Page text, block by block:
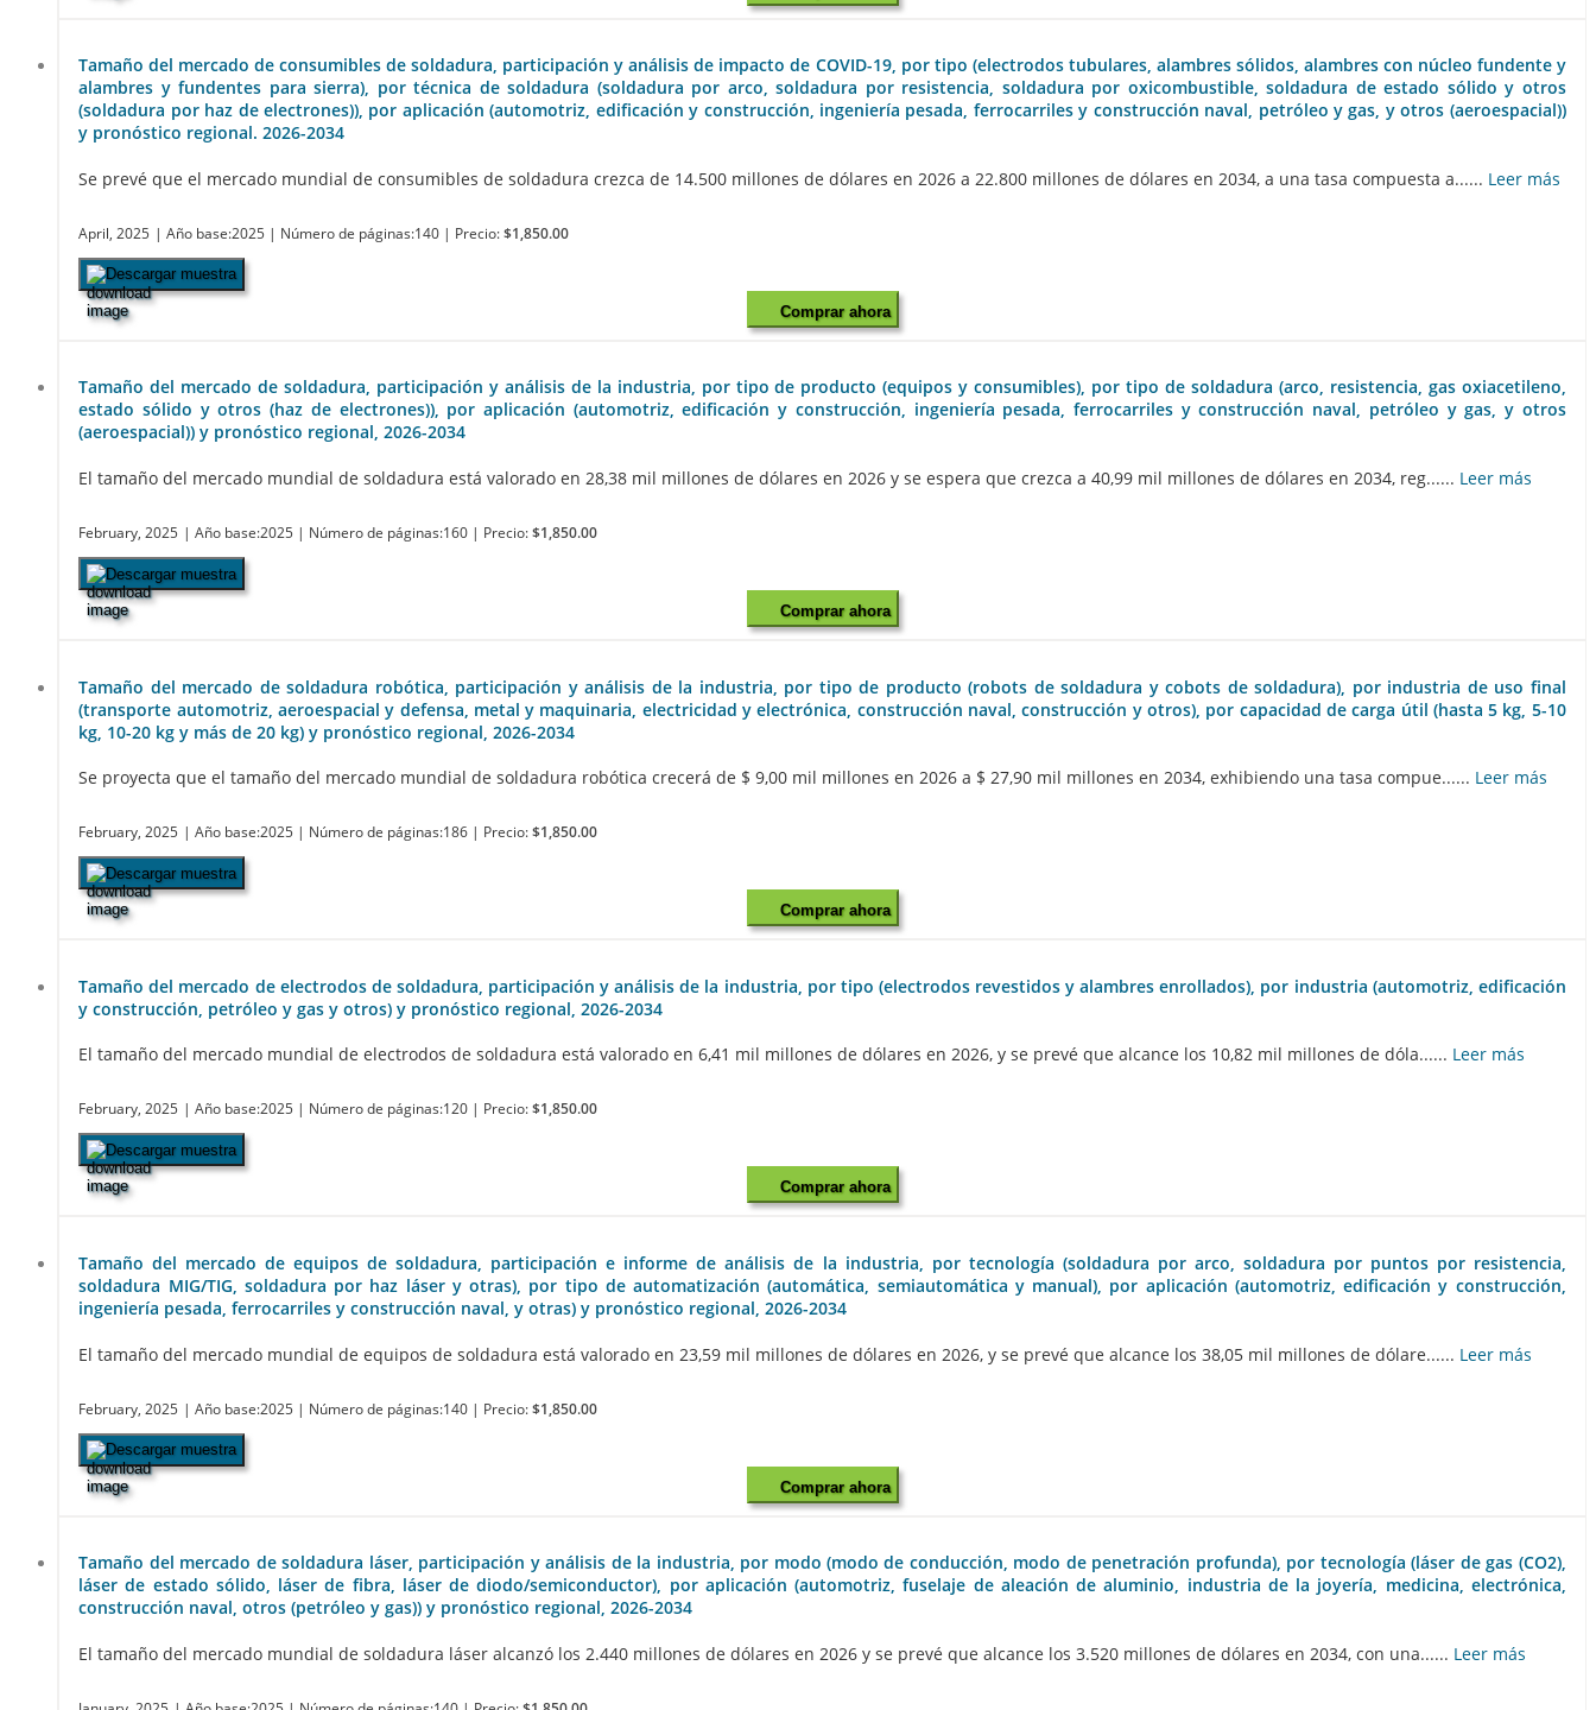
Tamaño del mercado de consumibles de soldadura, participación y análisis de impacto de COVID-19, por tipo (electrodos tubulares, alambres sólidos, alambres con núcleo fundente y
alambres y fundentes para sierra), por técnica de soldadura (soldadura por arco, soldadura por resistencia, soldadura por oxicombustible, soldadura de estado sólido y otros
(soldadura por haz de electrones)), por aplicación (automotriz, edificación y construcción, ingeniería pesada, ferrocarriles y construcción naval, petróleo y gas, y otros (aeroespacial))
y pronóstico regional. 2026-2034
Se prevé que el mercado mundial de consumibles de soldadura crezca de 14.500 millones de dólares en 2026 a 22.800 millones de dólares en 2034, a una tasa compuesta a...... Leer más
April, 2025 | Año base:2025 | Número de páginas:140 | Precio:$1,850.00
Descargar muestra
Comprar ahora
Tamaño del mercado de soldadura, participación y análisis de la industria, por tipo de producto (equipos y consumibles), por tipo de soldadura (arco, resistencia, gas oxiacetileno,
estado sólido y otros (haz de electrones)), por aplicación (automotriz, edificación y construcción, ingeniería pesada, ferrocarriles y construcción naval, petróleo y gas, y otros
(aeroespacial)) y pronóstico regional, 2026-2034
El tamaño del mercado mundial de soldadura está valorado en 28,38 mil millones de dólares en 2026 y se espera que crezca a 40,99 mil millones de dólares en 2034, reg...... Leer más
February, 2025 | Año base:2025 | Número de páginas:160 | Precio:$1,850.00
Descargar muestra
Comprar ahora
Tamaño del mercado de soldadura robótica, participación y análisis de la industria, por tipo de producto (robots de soldadura y cobots de soldadura), por industria de uso final
(transporte automotriz, aeroespacial y defensa, metal y maquinaria, electricidad y electrónica, construcción naval, construcción y otros), por capacidad de carga útil (hasta 5 kg, 5-10
kg, 10-20 kg y más de 20 kg) y pronóstico regional, 2026-2034
Se proyecta que el tamaño del mercado mundial de soldadura robótica crecerá de $ 9,00 mil millones en 2026 a $ 27,90 mil millones en 2034, exhibiendo una tasa compue...... Leer más
February, 2025 | Año base:2025 | Número de páginas:186 | Precio:$1,850.00
Descargar muestra
Comprar ahora
Tamaño del mercado de electrodos de soldadura, participación y análisis de la industria, por tipo (electrodos revestidos y alambres enrollados), por industria (automotriz, edificación
y construcción, petróleo y gas y otros) y pronóstico regional, 2026-2034
El tamaño del mercado mundial de electrodos de soldadura está valorado en 6,41 mil millones de dólares en 2026, y se prevé que alcance los 10,82 mil millones de dóla...... Leer más
February, 2025 | Año base:2025 | Número de páginas:120 | Precio:$1,850.00
Descargar muestra
Comprar ahora
Tamaño del mercado de equipos de soldadura, participación e informe de análisis de la industria, por tecnología (soldadura por arco, soldadura por puntos por resistencia,
soldadura MIG/TIG, soldadura por haz láser y otras), por tipo de automatización (automática, semiautomática y manual), por aplicación (automotriz, edificación y construcción,
ingeniería pesada, ferrocarriles y construcción naval, y otras) y pronóstico regional, 2026-2034
El tamaño del mercado mundial de equipos de soldadura está valorado en 23,59 mil millones de dólares en 2026, y se prevé que alcance los 38,05 mil millones de dólare...... Leer más
February, 2025 | Año base:2025 | Número de páginas:140 | Precio:$1,850.00
Descargar muestra
Comprar ahora
Tamaño del mercado de soldadura láser, participación y análisis de la industria, por modo (modo de conducción, modo de penetración profunda), por tecnología (láser de gas (CO2),
láser de estado sólido, láser de fibra, láser de diodo/semiconductor), por aplicación (automotriz, fuselaje de aleación de aluminio, industria de la joyería, medicina, electrónica,
construcción naval, otros (petróleo y gas)) y pronóstico regional, 2026-2034
El tamaño del mercado mundial de soldadura láser alcanzó los 2.440 millones de dólares en 2026 y se prevé que alcance los 3.520 millones de dólares en 2034, con una...... Leer más